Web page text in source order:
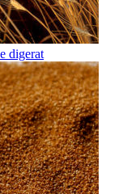
digerat